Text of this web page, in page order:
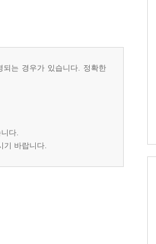
는 경우가 있습니다. 정확한
다.
기 바랍니다.